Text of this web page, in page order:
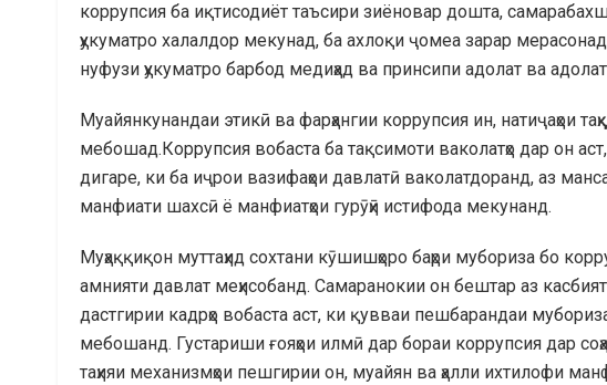
коррупсия ба иқтисодиёт таъсири зиёновар дошта,
ҳукуматро халалдор мекунад, ба ахлоқи ҷомеа зарар
нуфузи ҳукуматро барбод медиҳад ва принсипи адолат ва
Муайянкунандаи этикӣ ва фарҳангии коррупсия ин, натиҷаҳои
мебошад.Коррупсия вобаста ба тақсимоти ваколатҳо дар он
дигаре, ки ба иҷрои вазифаҳои давлатӣ ваколатдоранд, аз
манфиати шахсӣ ё манфиатҳои гурӯҳӣ истифода мекунанд.
Муҳаққиқон муттаҳид сохтани кӯшишҳоро баҳри мубориза бо
амнияти давлат меҳисобанд. Самаранокии он бештар аз
дастгирии кадрҳо вобаста аст, ки қувваи пешбарандаи
мебошанд. Густариши ғояҳои илмӣ дар бораи коррупсия дар
таҳияи механизмҳои пешгирии он, муайян ва ҳалли ихтилофи